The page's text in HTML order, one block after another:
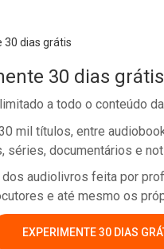
se, porque tem o
Este livro foi escrito
alguma mensagem ao
que facilitarão sua
sua mensagem. A intenção
há dentro de cada líder através
para enriquecer aulas ou
ser diferente e surpreenda
30 dias grátis
a todo o conteúdo
mil títulos, entre
séries, documentários e
dos audiolivros feita por
e até mesmo os
EXPERIMENTE 30 DIAS